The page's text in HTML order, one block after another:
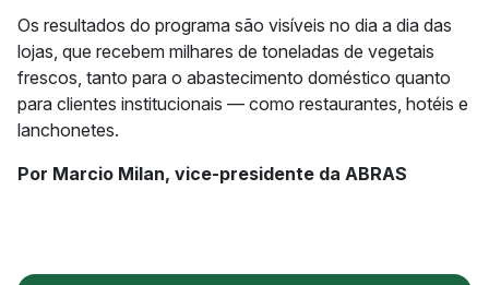
Os resultados do programa são visíveis no dia a dia das
lojas, que recebem milhares de toneladas de vegetais
frescos, tanto para o abastecimento doméstico quanto
para clientes institucionais — como restaurantes, hotéis e
lanchonetes.
Por Marcio Milan, vice-presidente da ABRAS